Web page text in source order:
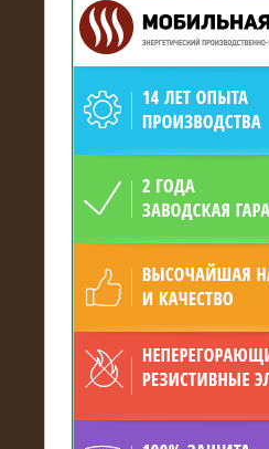
произведён
нагрузочный комплекс
напряжением 6/10 кВ